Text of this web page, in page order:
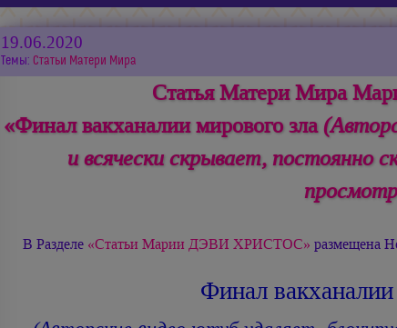
19.06.2020
Темы: Статьи Матери Мира
Статья Матери Мира
«Финал вакханалии мирового зла
и всячески скрывает, постоянно
В Разделе «Статьи Марии ДЭВИ ХРИСТОС» размещена
Финал